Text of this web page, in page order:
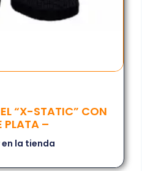
“X-STATIC” CON
PLATA –
la tienda